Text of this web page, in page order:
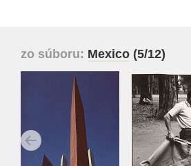
zo súboru: Mexico (5/12)